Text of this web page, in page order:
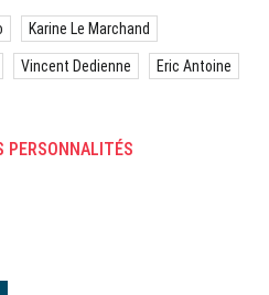
Karine Le Marchand
Vincent Dedienne Eric Antoine
PERSONNALITÉS